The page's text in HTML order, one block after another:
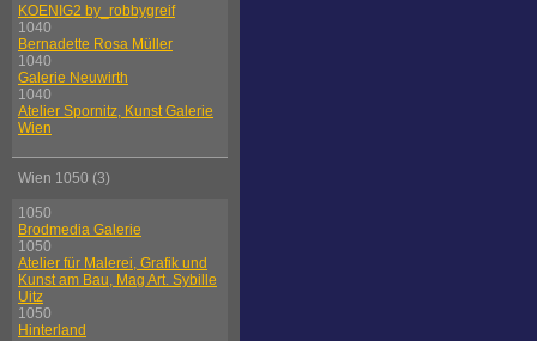
KOENIG2 by_robbygreif
1040
Bernadette Rosa Müller
1040
Galerie Neuwirth
1040
Atelier Spornitz, Kunst Galerie
Wien
Wien 1050 (3)
1050
Brodmedia Galerie
1050
Atelier für Malerei, Grafik und
Kunst am Bau, Mag Art. Sybille
Uitz
1050
Hinterland